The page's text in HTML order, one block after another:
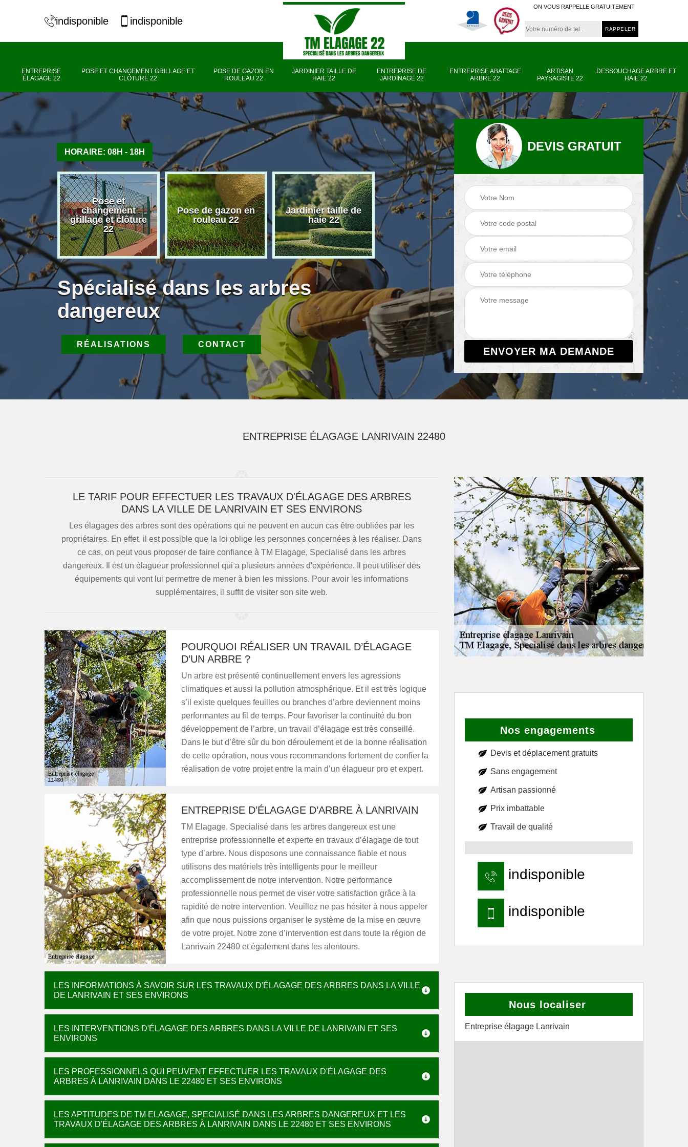
indisponible indisponible
ON VOUS RAPPELLE GRATUITEMENT
ENTREPRISE
ÉLAGAGE 22
POSE ET CHANGEMENT GRILLAGE ET
CLÔTURE 22
POSE DE GAZON EN
ROULEAU 22
JARDINIER TAILLE DE
HAIE 22
ENTREPRISE DE
JARDINAGE 22
ENTREPRISE ABATTAGE
ARBRE 22
ARTISAN
PAYSAGISTE 22
DESSOUCHAGE ARBRE ET
HAIE 22
HORAIRE: 08H - 18H
Pose et
changement
grillage et clôture
22
Pose de gazon en
rouleau 22
Jardinier taille de
haie 22
Entreprise de
jardinage 22
Entreprise abattage
arbre 22
Artisan paysagiste
22
Spécialisé dans les arbres
dangereux
RÉALISATIONS CONTACT
DEVIS GRATUIT
ENTREPRISE ÉLAGAGE LANRIVAIN 22480
LE TARIF POUR EFFECTUER LES TRAVAUX D'ÉLAGAGE DES ARBRES
DANS LA VILLE DE LANRIVAIN ET SES ENVIRONS
Les élagages des arbres sont des opérations qui ne peuvent en aucun cas être oubliées par les
propriétaires. En effet, il est possible que la loi oblige les personnes concernées à les réaliser. Dans
ce cas, on peut vous proposer de faire confiance à TM Elagage, Specialisé dans les arbres
dangereux. Il est un élagueur professionnel qui a plusieurs années d'expérience. Il peut utiliser des
équipements qui vont lui permettre de mener à bien les missions. Pour avoir les informations
supplémentaires, il suffit de visiter son site web.
POURQUOI RÉALISER UN TRAVAIL D’ÉLAGAGE
D’UN ARBRE ?
Un arbre est présenté continuellement envers les agressions
climatiques et aussi la pollution atmosphérique. Et il est très logique
s’il existe quelques feuilles ou branches d’arbre deviennent moins
performantes au fil de temps. Pour favoriser la continuité du bon
développement de l’arbre, un travail d’élagage est très conseillé.
Dans le but d’être sûr du bon déroulement et de la bonne réalisation
de cette opération, nous vous recommandons fortement de confier la
réalisation de votre projet entre la main d’un élagueur pro et expert.
ENTREPRISE D’ÉLAGAGE D’ARBRE À LANRIVAIN
TM Elagage, Specialisé dans les arbres dangereux est une
entreprise professionnelle et experte en travaux d’élagage de tout
type d’arbre. Nous disposons une connaissance fiable et nous
utilisons des matériels très intelligents pour le meilleur
accomplissement de notre intervention. Notre performance
professionnelle nous permet de viser votre satisfaction grâce à la
rapidité de notre intervention. Veuillez ne pas hésiter à nous appeler
afin que nous puissions organiser le système de la mise en œuvre
de votre projet. Notre zone d’intervention est dans toute la région de
Lanrivain 22480 et également dans les alentours.
LES INFORMATIONS À SAVOIR SUR LES TRAVAUX D'ÉLAGAGE DES ARBRES DANS LA VILLE
DE LANRIVAIN ET SES ENVIRONS
LES INTERVENTIONS D'ÉLAGAGE DES ARBRES DANS LA VILLE DE LANRIVAIN ET SES
ENVIRONS
LES PROFESSIONNELS QUI PEUVENT EFFECTUER LES TRAVAUX D'ÉLAGAGE DES
ARBRES À LANRIVAIN DANS LE 22480 ET SES ENVIRONS
LES APTITUDES DE TM ELAGAGE, SPECIALISÉ DANS LES ARBRES DANGEREUX ET LES
TRAVAUX D'ÉLAGAGE DES ARBRES À LANRIVAIN DANS LE 22480 ET SES ENVIRONS
Nos engagements
Devis et déplacement gratuits
Sans engagement
Artisan passionné
Prix imbattable
Travail de qualité
indisponible
indisponible
Nous localiser
Entreprise élagage Lanrivain